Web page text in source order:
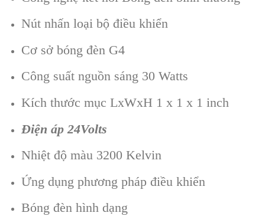
Nút nhấn loại bộ điều khiển
Cơ sở bóng đèn G4
Công suất nguồn sáng 30 Watts
Kích thước mục LxWxH 1 x 1 x 1 inch
Điện áp 24Volts
Nhiệt độ màu 3200 Kelvin
Ứng dụng phương pháp điều khiển
Bóng đèn hình dạng